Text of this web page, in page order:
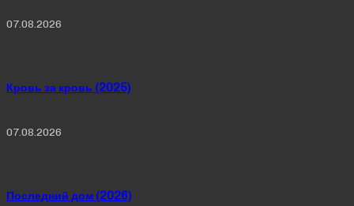
07.08.2026
Кровь за кровь (2025)
07.08.2026
Последний дом (2026)